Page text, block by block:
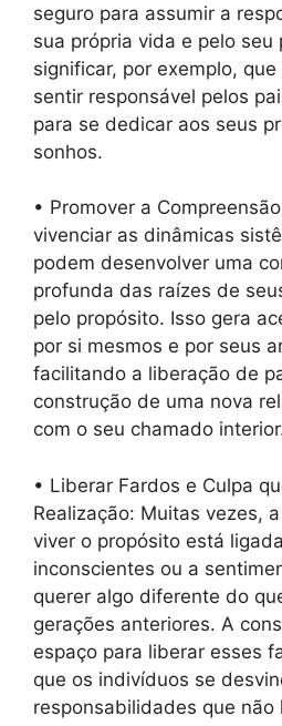
seguro para assumir a
sua própria vida e pelo seu
significar, por exemplo,
sentir responsável pelos
para se dedicar aos seus
sonhos.
• Promover a
vivenciar as dinâmicas
podem desenvolver uma
profunda das raízes de
pelo propósito. Isso gera
por si mesmos e por seus
facilitando a liberação de
construção de uma nova
com o seu chamado
• Liberar Fardos e Culpa
Realização: Muitas vezes,
viver o propósito está
inconscientes ou a
querer algo diferente do
gerações anteriores. A
espaço para liberar esses
que os indivíduos se
responsabilidades que não